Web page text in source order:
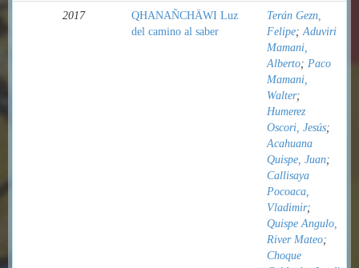
2017
QHANAÑCHÄWI Luz
del camino al saber
Terán Gezn,
Felipe;Aduviri
Mamani,
Alberto; Paco
Mamani,
Walter;
Humerez
Oscori, Jesús;
Acahuana
Quispe, Juan;
Callisaya
Pocoaca,
Vladimir;
Quispe Angulo,
River Mateo;
Choque